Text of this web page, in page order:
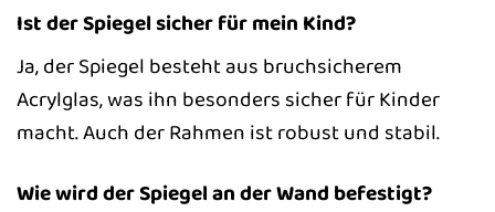
Ist der Spiegel sicher für mein Kind?
Ja, der Spiegel besteht aus bruchsicherem
Acrylglas, was ihn besonders sicher für Kinder
macht. Auch der Rahmen ist robust und stabil.
Wie wird der Spiegel an der Wand befestigt?